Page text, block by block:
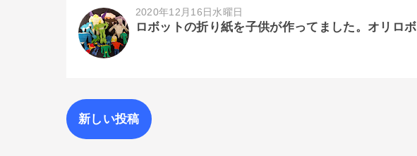
2020年12月16日水曜日
ロボットの折り紙を子供が作ってました。オリロボ
新しい投稿